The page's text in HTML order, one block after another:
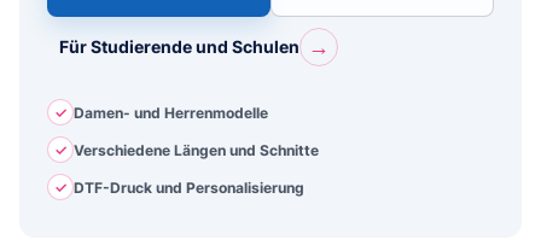
Für Studierende und Schulen →
✓ Damen- und Herrenmodelle
✓ Verschiedene Längen und Schnitte
✓ DTF-Druck und Personalisierung